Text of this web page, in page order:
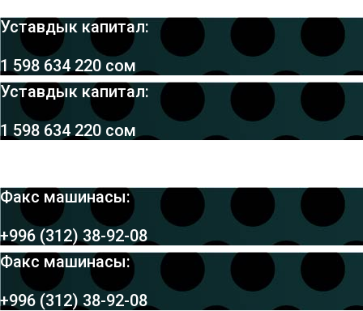
Уставдык капитал:
1 598 634 220 сом
Уставдык капитал:
1 598 634 220 сом
Факс машинасы:
+996 (312) 38-92-08
Факс машинасы:
+996 (312) 38-92-08